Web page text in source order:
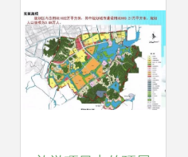
发战略